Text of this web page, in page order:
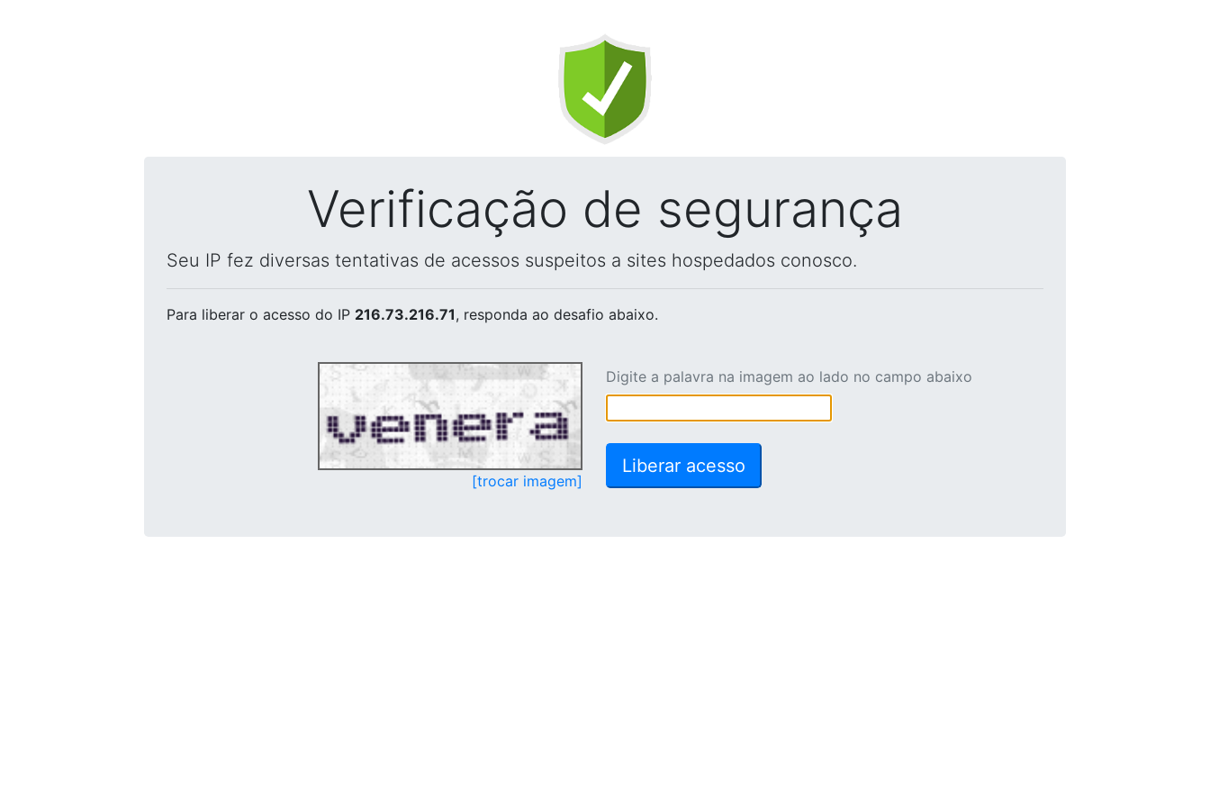
Verificação de segurança
Seu IP fez diversas tentativas de acessos suspeitos a sites hospedados conosco.
Para liberar o acesso do IP 216.73.216.71, responda ao desafio abaixo.
[trocar imagem]
Digite a palavra na imagem ao lado no campo abaixo